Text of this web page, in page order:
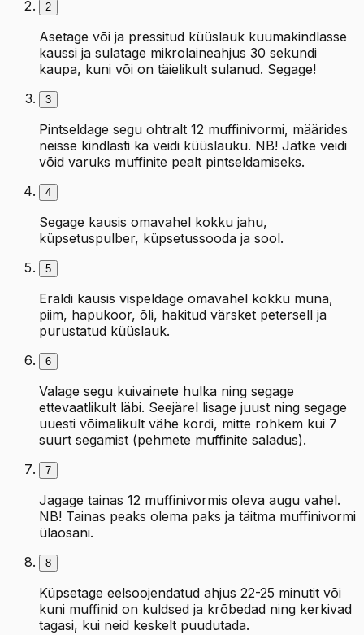
2
Asetage või ja pressitud küüslauk kuumakindlasse
kaussi ja sulatage mikrolaineahjus 30 sekundi
kaupa, kuni või on täielikult sulanud. Segage!
3
Pintseldage segu ohtralt 12 muffinivormi, määrides
neisse kindlasti ka veidi küüslauku. NB! Jätke veidi
võid varuks muffinite pealt pintseldamiseks.
4
Segage kausis omavahel kokku jahu,
küpsetuspulber, küpsetussooda ja sool.
5
Eraldi kausis vispeldage omavahel kokku muna,
piim, hapukoor, õli, hakitud värsket petersell ja
purustatud küüslauk.
6
Valage segu kuivainete hulka ning segage
ettevaatlikult läbi. Seejärel lisage juust ning segage
uuesti võimalikult vähe kordi, mitte rohkem kui 7
suurt segamist (pehmete muffinite saladus).
7
Jagage tainas 12 muffinivormis oleva augu vahel.
NB! Tainas peaks olema paks ja täitma muffinivormi
ülaosani.
8
Küpsetage eelsoojendatud ahjus 22-25 minutit või
kuni muffinid on kuldsed ja krõbedad ning kerkivad
tagasi, kui neid keskelt puudutada.